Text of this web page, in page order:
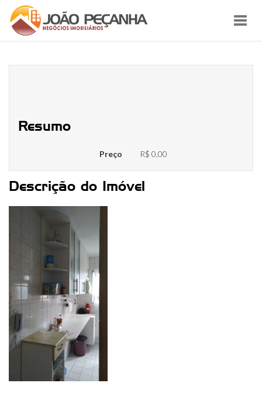
Resumo
Preço R$ 0,00
Descrição do Imóvel